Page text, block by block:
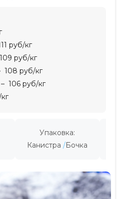
Упаковка:
Канистра
Бочка
руб/кг
109 руб/кг
108 руб/кг
106 руб/кг